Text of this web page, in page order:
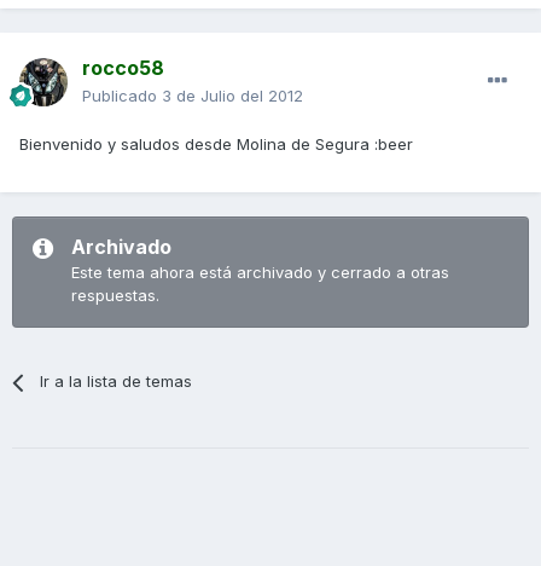
rocco58
Publicado 3 de Julio del 2012
Bienvenido y saludos desde Molina de Segura :beer
Archivado
Este tema ahora está archivado y cerrado a otras
respuestas.
Ir a la lista de temas